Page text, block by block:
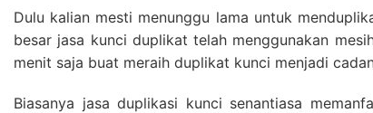
Dulu kalian mesti menunggu lama untuk
besar jasa kunci duplikat telah menggunakan
menit saja buat meraih duplikat kunci menjadi
Biasanya jasa duplikasi kunci senantiasa